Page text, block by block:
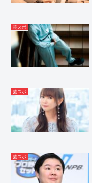
芸スポ
芸スポ
芸スポ